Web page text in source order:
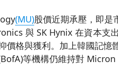
(MU)股價近期承壓，即是
與 SK Hynix 在資本支
價格與獲利。加上韓國記憶
等機構仍維持對